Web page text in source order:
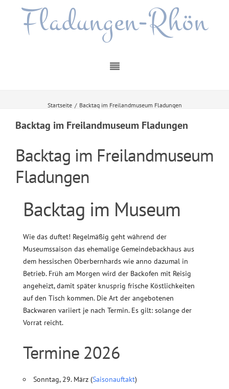
Fladungen-Rhön
Startseite / Backtag im Freilandmuseum Fladungen
Backtag im Freilandmuseum Fladungen
Backtag im Freilandmuseum
Fladungen
Backtag im Museum
Wie das duftet! Regelmäßig geht während der
Museumssaison das ehemalige Gemeindebackhaus aus
dem hessischen Oberbernhards wie anno dazumal in
Betrieb. Früh am Morgen wird der Backofen mit Reisig
angeheizt, damit später knusprig frische Köstlichkeiten
auf den Tisch kommen. Die Art der angebotenen
Backwaren variiert je nach Termin. Es gilt: solange der
Vorrat reicht.
Termine 2026
Sonntag, 29. März (Saisonauftakt)